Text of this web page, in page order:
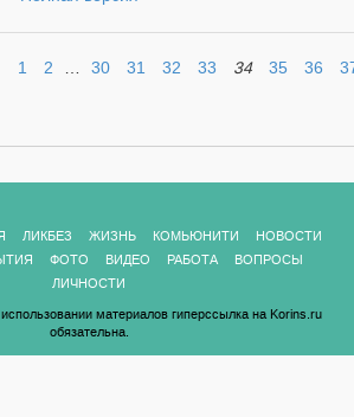
1 2 … 30 31 32 33 34 35 36
ЛИКБЕЗ ЖИЗНЬ КОМЬЮНИТИ
НОВОСТИ
ФОТО ВИДЕО РАБОТА
ВОПРОСЫ
ЛИЧНОСТИ
материалов гиперссылка на Korins.ru
обязательна.